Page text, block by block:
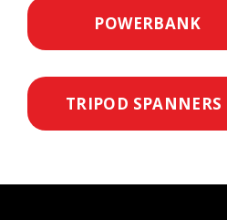
POWERBANK
TRIPOD SPANNERS